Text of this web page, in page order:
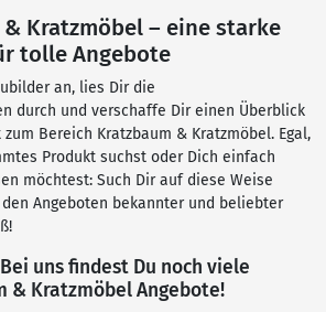
Kratzmöbel – eine starke
tolle Angebote
an, lies Dir die
durch und verschaffe Dir einen Überblick
Bereich Kratzbaum & Kratzmöbel. Egal,
Produkt suchst oder Dich einfach
möchtest: Such Dir auf diese Weise
Angeboten bekannter und beliebter
uns findest Du noch viele
& Kratzmöbel Angebote!